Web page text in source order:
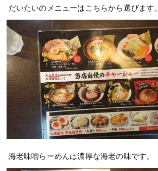
だいたいのメニューはこちらから選びます。
海老味噌らーめんは濃厚な海老の味です。